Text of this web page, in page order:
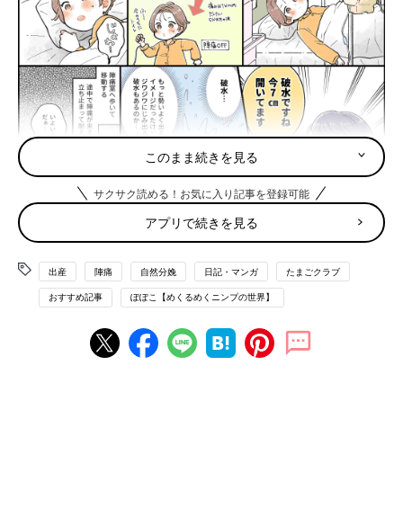
このまま続きを見る
サクサク読める！お気に入り記事を登録可能
アプリで続きを見る
出産 陣痛 自然分娩 日記・マンガ たまごクラブ
おすすめ記事 ぽぽこ【めくるめくニンプの世界】